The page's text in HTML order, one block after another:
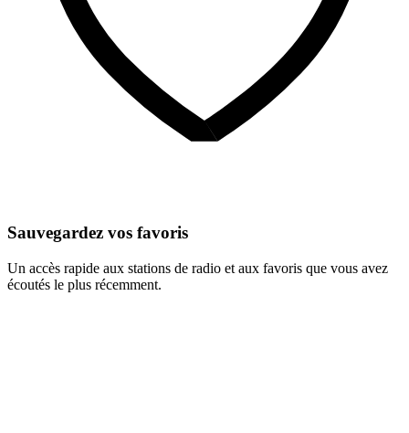
Sauvegardez vos favoris
Un accès rapide aux stations de radio et aux favoris que vous avez
écoutés le plus récemment.